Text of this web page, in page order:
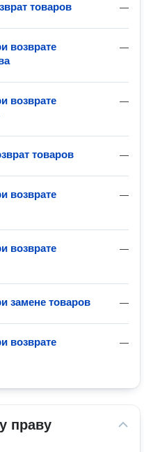
—
товаров
—
возврате
—
возврате
—
товаров
—
возврате
—
возврате
—
замене товаров
—
возврате
праву